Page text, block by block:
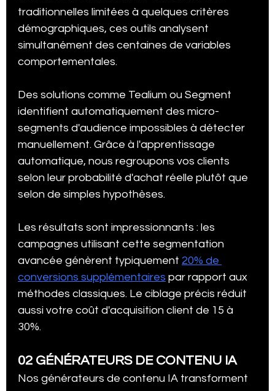
traditionnelles limitées à quelques critères
démographiques, ces outils analysent
simultanément des centaines de variables
comportementales.
Des solutions comme Tealium ou Segment
identifient automatiquement des micro-
segments d'audience impossibles à détecter
manuellement. Grâce à l'apprentissage
automatique, nous regroupons vos clients
selon leur probabilité d'achat réelle plutôt que
selon de simples hypothèses.
Les résultats sont impressionnants : les
campagnes utilisant cette segmentation
avancée génèrent typiquement 20% de
conversions supplémentaires par rapport aux
méthodes classiques. Le ciblage précis réduit
aussi votre coût d'acquisition client de 15 à
30%.
02 GÉNÉRATEURS DE CONTENU IA
Nos générateurs de contenu IA transforment